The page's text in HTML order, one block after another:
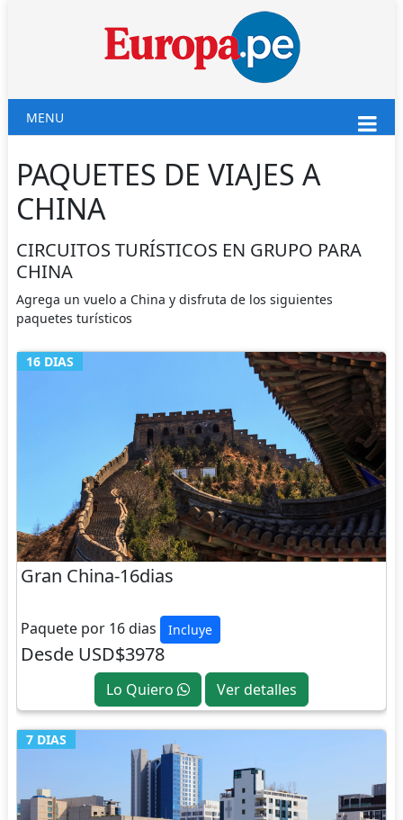
MENU
PAQUETES DE VIAJES A
CHINA
CIRCUITOS TURÍSTICOS EN GRUPO PARA
CHINA
Agrega un vuelo a China y disfruta de los siguientes
paquetes turísticos
16 DIAS
Gran China-16dias
Paquete por 16 dias Incluye
Desde USD$3978
Lo Quiero Ver detalles
7 DIAS